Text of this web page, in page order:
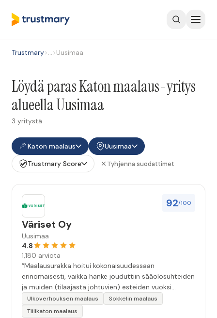
Trustmary>…>Uusimaa
Löydä paras Katon maalaus-yritys
alueella Uusimaa
3 yritystä
Katon maalaus
Uusimaa
Trustmary Score
Tyhjennä suodattimet
92/100
Väriset Oy
Uusimaa
4.8
1,180 arviota
“Maalausurakka hoitui kokonaisuudessaan
erinomaisesti, vaikka hanke jouduttiin sääolosuhteiden
ja muiden (tilaajasta johtuvien) esteiden vuoksi
keskeyttämään n. 3 viikoksi. Maalaistulos on oikein
hyvä, yhteydenpito erinomaista, jälkityöt tehtiin
Ulkoverhouksen maalaus
Sokkelin maalaus
Tiilikaton maalaus